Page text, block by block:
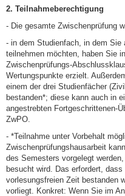
2. Teilnahmeberechtigung
- Die gesamte Zwischenprüfung
- in dem Studienfach, in dem Sie
teilnehmen möchten, haben Sie
Zwischenprüfungs-
Wertungspunkte erzielt.
einem der drei Studienfächer
bestanden*; diese kann auch in
angestrebten Fortgeschrittenen-
ZwPO.
- *Teilnahme unter Vorbehalt
Zwischenprüfungshausarbeit
des Semesters vorgelegt
besucht wird. Das erfordert,
vorlesungsfreien Zeit bestanden
vorliegt. Konkret: Wenn Sie im